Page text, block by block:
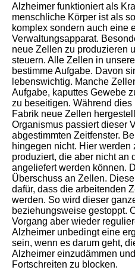
Alzheimer funktioniert als
menschliche Körper ist als
komplex sondern auch eine
Verwaltungsapparat.
neue Zellen zu produzieren
steuern. Alle Zellen in
bestimme Aufgabe. Davon
lebenswichtig. Manche
Aufgabe, kaputtes Gewebe
zu beseitigen. Während
Fabrik neue Zellen
Organismus passiert dieser
abgestimmten Zeitfenster.
hingegen nicht. Hier werden
produziert, die aber nicht an
angeliefert werden können.
Überschuss an Zellen.
dafür, dass die arbeitenden
werden. So wird dieser
beziehungsweise gestoppt.
Vorgang aber wieder
Alzheimer unbedingt eine
sein, wenn es darum geht,
Alzheimer einzudämmen
Fortschreiten zu blocken.